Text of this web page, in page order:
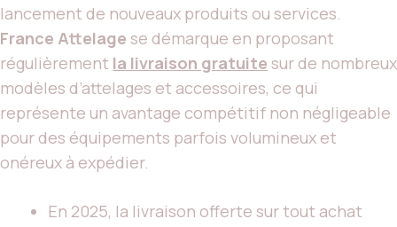
lancement de nouveaux produits ou services.
France Attelage se démarque en proposant
régulièrement la livraison gratuite sur de nombreux
modèles d’attelages et accessoires, ce qui
représente un avantage compétitif non négligeable
pour des équipements parfois volumineux et
onéreux à expédier.
En 2025, la livraison offerte sur tout achat